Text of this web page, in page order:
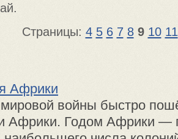
Страницы: 4 5 6 7 8 9 10 11
Африки
войны быстро
Африки. Годом Африки —